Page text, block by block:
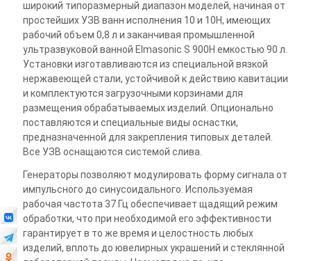
широкий типоразмерный диапазон моделей, начиная от
простейших УЗВ ванн исполнения 10 и 10H, имеющих
рабочий объем 0,8 л и заканчивая промышленной
ультразвуковой ванной Elmasonic S 900Н емкостью 90 л.
Установки изготавливаются из специальной вязкой
нержавеющей стали, устойчивой к действию кавитации
и комплектуются загрузочными корзинами для
размещения обрабатываемых изделий. Опционально
поставляются и специальные виды оснастки,
предназначенной для закрепления типовых деталей.
Все УЗВ оснащаются системой слива.
Генераторы позволяют модулировать форму сигнала от
импульсного до синусоидального. Используемая
рабочая частота 37 Гц обеспечивает щадящий режим
обработки, что при необходимой его эффективности
гарантирует в то же время и целостность любых
изделий, вплоть до ювелирных украшений и стеклянной